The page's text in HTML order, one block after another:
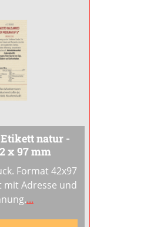
natur -
x 97 mm
Format 42x97
mit Adresse und
...